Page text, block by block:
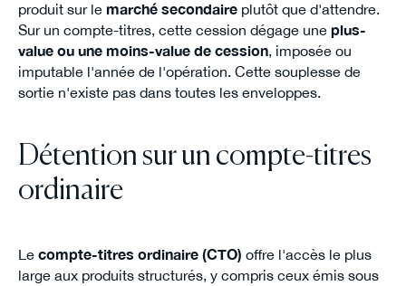
produit sur le marché secondaireplutôt que d'attendre.
Sur un compte-titres, cette cession dégage une plus-
value ou une moins-value de cession, imposée ou
imputable l'année de l'opération. Cette souplesse de
sortie n'existe pas dans toutes les enveloppes.
Détention sur un compte-titres
ordinaire
Le compte-titres ordinaire (CTO) offre l'accès le plus
large aux produits structurés, y compris ceux émis sous